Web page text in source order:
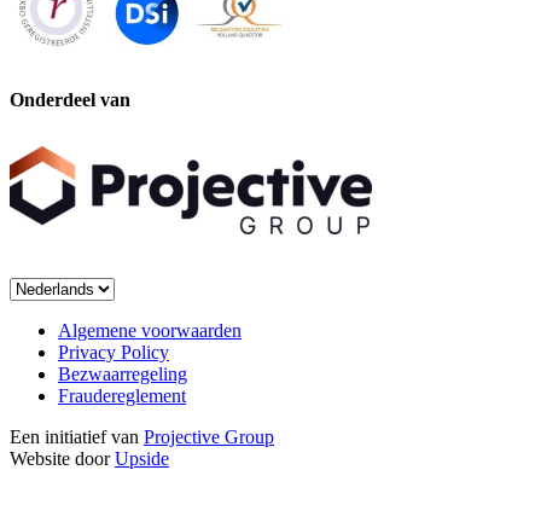
Onderdeel van
Algemene voorwaarden
Privacy Policy
Bezwaarregeling
Fraudereglement
Een initiatief van Projective Group
Website doorUpside